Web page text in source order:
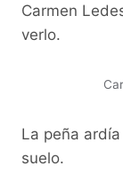
Carmen
verlo.
La peña
suelo.